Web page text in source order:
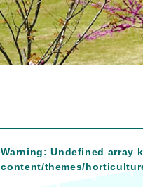
Warning: Undefined array
content/themes/